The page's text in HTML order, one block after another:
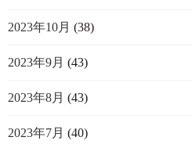
2023年10月 (38)
2023年9月 (43)
2023年8月 (43)
2023年7月 (40)